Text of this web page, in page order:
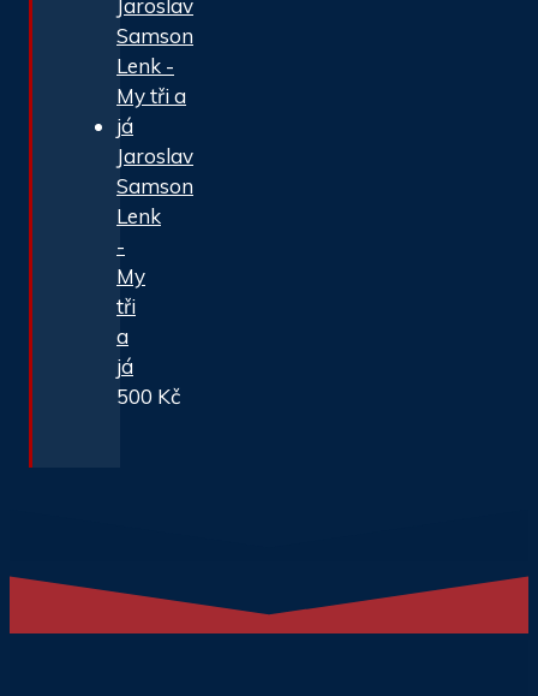
Jaroslav
Samson
Lenk
-
My
tři
a
já
500 Kč